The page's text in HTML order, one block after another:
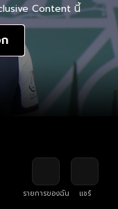
Content นี้
รายการของฉัน
แชร์